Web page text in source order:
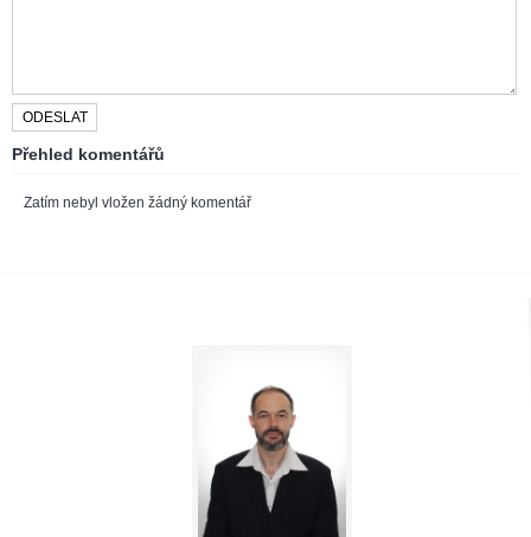
Přehled komentářů
Zatím nebyl vložen žádný komentář